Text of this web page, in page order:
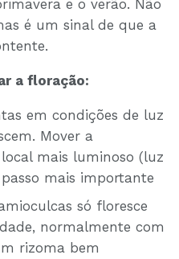
e o verão. Não
é um sinal de que a
a floração:
em condições de luz
Mover a
mais luminoso (luz
mais importante
só floresce
normalmente com
rizoma bem